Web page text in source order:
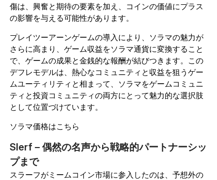
傷は、興奮と期待の要素を加え、コインの価値にプラス
の影響を与える可能性があります。
プレイツーアーンゲームの導入により、ソラマの魅力が
さらに高まり、ゲーム収益をソラマ通貨に変換すること
で、ゲームの成果と金銭的な報酬が結びつきます。この
デフレモデルは、熱心なコミュニティと収益を狙うゲー
ムユーティリティと相まって、ソラマをゲームコミュニ
ティと投資コミュニティの両方にとって魅力的な選択肢
として位置づけています。
ソラマ価格はこちら
Slerf – 偶然の名声から戦略的パートナーシッ
プまで
スラーフがミームコイン市場に参入したのは、予想外の